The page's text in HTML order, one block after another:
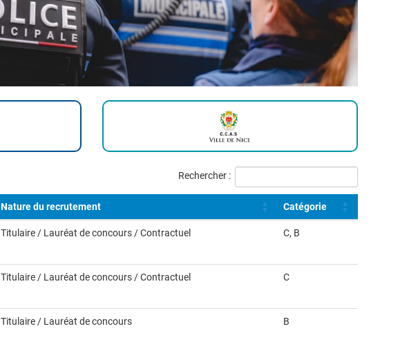
Rechercher :
Nature du recrutement Catégorie
Titulaire / Lauréat de concours / Contractuel C, B
Titulaire / Lauréat de concours / Contractuel C
Titulaire / Lauréat de concours B